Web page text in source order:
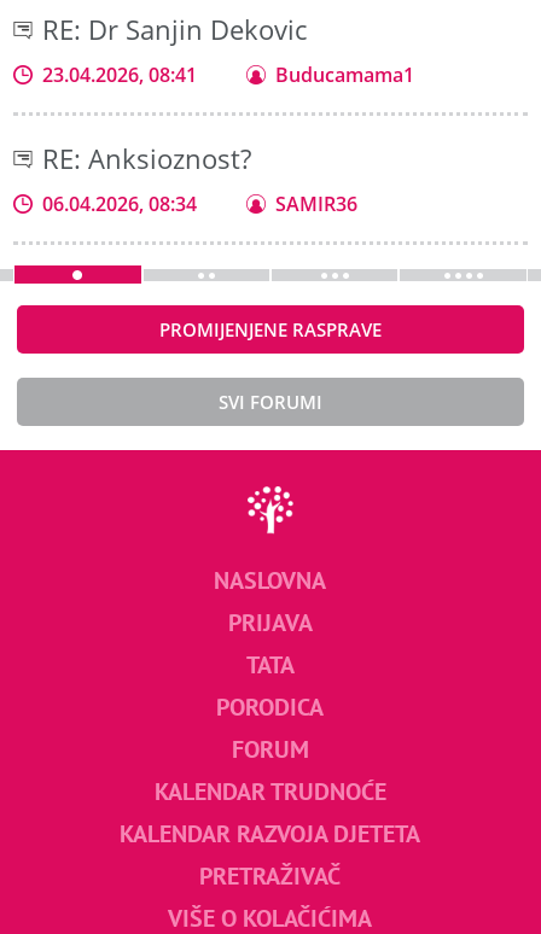
RE: Dr Sanjin Dekovic
23.04.2026, 08:41 Buducamama1
RE: Anksioznost?
06.04.2026, 08:34 SAMIR36
PROMIJENJENE RASPRAVE
SVI FORUMI
NASLOVNA
PRIJAVA
TATA
PORODICA
FORUM
KALENDAR TRUDNOĆE
KALENDAR RAZVOJA DJETETA
PRETRAŽIVAČ
VIŠE O KOLAČIĆIMA